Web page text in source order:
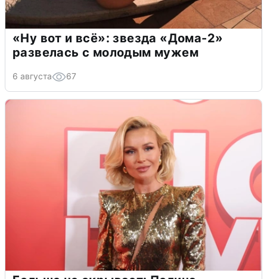
«Ну вот и всё»: звезда «Дома-2»
развелась с молодым мужем
6 августа 67